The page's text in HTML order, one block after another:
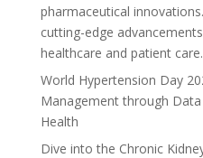
pharmaceutical
cutting-edge
healthcare and patient care.
World Hypertension Day
Management through
Health
Dive into the Chronic